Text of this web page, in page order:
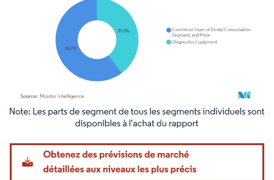
Image © Mordor Intelligence. La réutilisation nécessite une attribution sous CC BY